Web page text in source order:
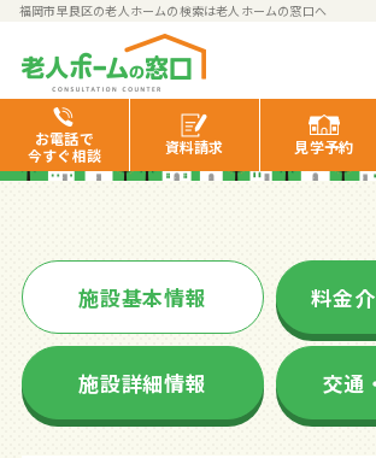
福岡市早良区の老人ホームの検索は老人ホームの窓口へ
お電話で
今すぐ相談
資料請求 見学予約
さわやかグループホ
ら
施設基本情報 料金
施設詳細情報 交通